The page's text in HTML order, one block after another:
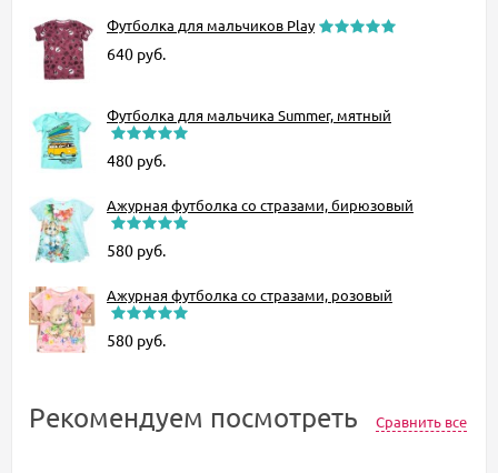
Футболка для мальчиков Play
640 руб.
Футболка для мальчика Summer, мятный
480 руб.
Ажурная футболка со стразами, бирюзовый
580 руб.
Ажурная футболка со стразами, розовый
580 руб.
Рекомендуем посмотреть Сравнить все